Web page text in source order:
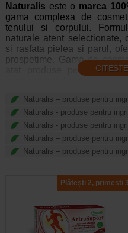
Naturalis este o marca
gama complexa de
tenului si corpului.
naturale atent
si rasfata pielea si parul,
prospetime. Gama de
atat produse pentru ten
Naturalis - cosmetice
Aceste produse contin
dovedita: apa si extractul
obosit, contribuia la
elasticitatea pielii si
radicalilor liberi.
obtinerea unui efect de
ajuta la netezirea ridurilor,
si ajuta la mentinerea unui
Naturalis - cosmetice
Pa langa ten, este nevoie
Naturalis – produse pentru
Naturalis - produse pentru
Naturalis - produse pentru
Naturalis – produse pentru
Naturalis – produse pentru
Plătești 2, primești 3